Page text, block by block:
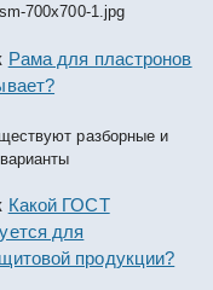
700x700-1.jpg
Рама для пластронов
разборные и
Какой ГОСТ
для
продукции?